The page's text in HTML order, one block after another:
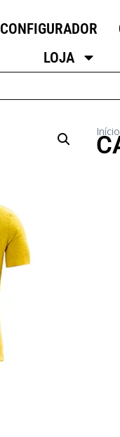
CONFIGURADOR
LOJA
Início